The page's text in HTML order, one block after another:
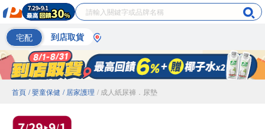
宅配 到店取貨
首頁 / 嬰童保健 / 居家護理 / 成人紙尿褲．尿墊